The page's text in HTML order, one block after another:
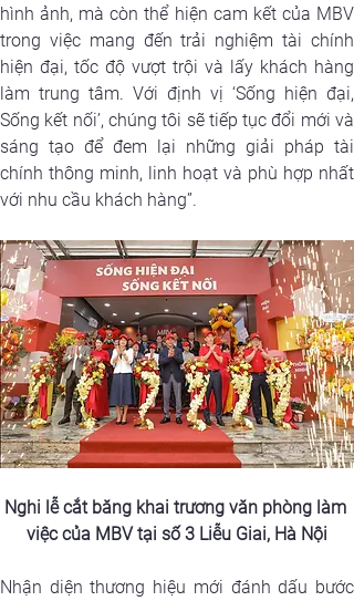
hình ảnh, mà còn thể hiện cam kết của MBV
trong việc mang đến trải nghiệm tài chính
hiện đại, tốc độ vượt trội và lấy khách hàng
làm trung tâm. Với định vị ‘Sống hiện đại,
Sống kết nối’, chúng tôi sẽ tiếp tục đổi mới và
sáng tạo để đem lại những giải pháp tài
chính thông minh, linh hoạt và phù hợp nhất
với nhu cầu khách hàng”.
Nghi lễ cắt băng khai trương văn phòng làm
việc của MBV tại số 3 Liễu Giai, Hà Nội
Nhận diện thương hiệu mới đánh dấu bước